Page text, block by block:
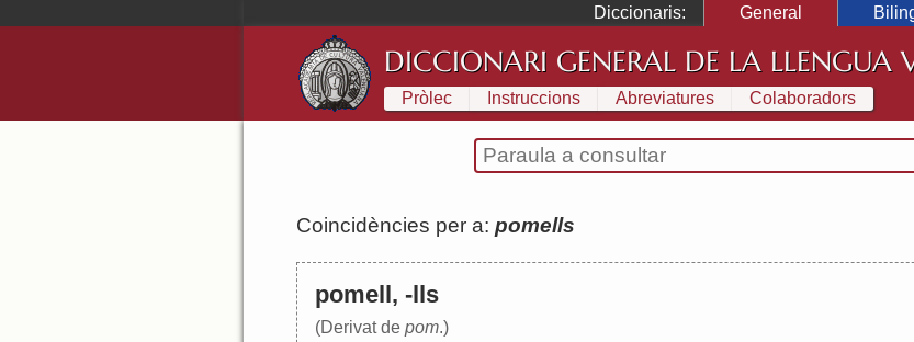
Diccionaris: General
DICCIONARI GENERAL DE LA LLENGUA
Pròlec Instruccions Abreviatures Colaboradors
Coincidències per a: pomells
pomell, -lls
(Derivat de pom.)